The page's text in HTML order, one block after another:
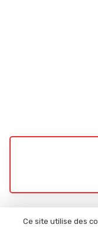
Ce site utilise des